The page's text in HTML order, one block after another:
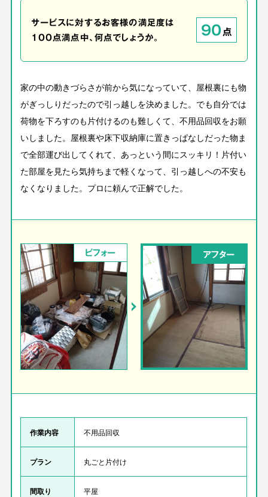
サービスに対するお客様の満足度は
100点満点中、何点でしょうか。
90点
家の中の動きづらさが前から気になっていて、屋根裏にも物
がぎっしりだったので引っ越しを決めました。でも自分では
荷物を下ろすのも片付けるのも難しくて、不用品回収をお願
いしました。屋根裏や床下収納庫に置きっぱなしだった物ま
で全部運び出してくれて、あっという間にスッキリ！片付い
た部屋を見たら気持ちまで軽くなって、引っ越しへの不安も
なくなりました。プロに頼んで正解でした。
ビフォー アフター
作業内容 不用品回収
プラン 丸ごと片付け
間取り 平屋